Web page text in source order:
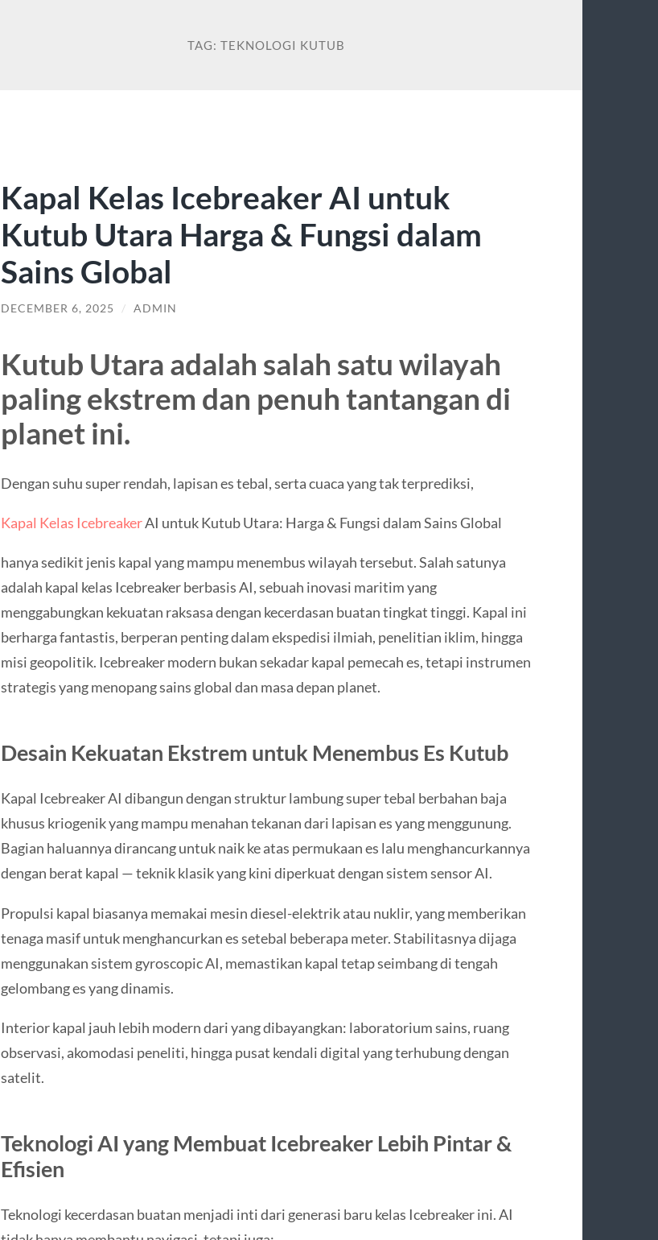
TAG: TEKNOLOGI KUTUB
Kapal Kelas Icebreaker AI untuk
Kutub Utara Harga & Fungsi dalam
Sains Global
DECEMBER 6, 2025 / ADMIN
Kutub Utara adalah salah satu wilayah
paling ekstrem dan penuh tantangan di
planet ini.
Dengan suhu super rendah, lapisan es tebal, serta cuaca yang tak terprediksi,
Kapal Kelas IcebreakerAI untuk Kutub Utara: Harga & Fungsi dalam Sains Global
hanya sedikit jenis kapal yang mampu menembus wilayah tersebut. Salah satunya
adalah kapal kelas Icebreaker berbasis AI, sebuah inovasi maritim yang
menggabungkan kekuatan raksasa dengan kecerdasan buatan tingkat tinggi. Kapal ini
berharga fantastis, berperan penting dalam ekspedisi ilmiah, penelitian iklim, hingga
misi geopolitik. Icebreaker modern bukan sekadar kapal pemecah es, tetapi instrumen
strategis yang menopang sains global dan masa depan planet.
Desain Kekuatan Ekstrem untuk Menembus Es Kutub
Kapal Icebreaker AI dibangun dengan struktur lambung super tebal berbahan baja
khusus kriogenik yang mampu menahan tekanan dari lapisan es yang menggunung.
Bagian haluannya dirancang untuk naik ke atas permukaan es lalu menghancurkannya
dengan berat kapal — teknik klasik yang kini diperkuat dengan sistem sensor AI.
Propulsi kapal biasanya memakai mesin diesel-elektrik atau nuklir, yang memberikan
tenaga masif untuk menghancurkan es setebal beberapa meter. Stabilitasnya dijaga
menggunakan sistem gyroscopic AI, memastikan kapal tetap seimbang di tengah
gelombang es yang dinamis.
Interior kapal jauh lebih modern dari yang dibayangkan: laboratorium sains, ruang
observasi, akomodasi peneliti, hingga pusat kendali digital yang terhubung dengan
satelit.
Teknologi AI yang Membuat Icebreaker Lebih Pintar &
Efisien
Teknologi kecerdasan buatan menjadi inti dari generasi baru kelas Icebreaker ini. AI